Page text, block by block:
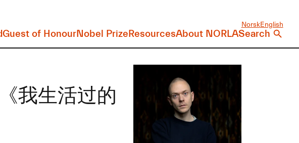
NorskEnglish
Guest of HonourNobel PrizeResourcesAbout NORLASearch
我生活过的